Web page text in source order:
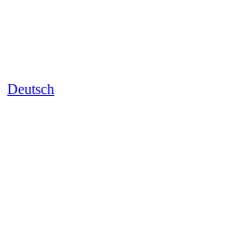
Deutsch